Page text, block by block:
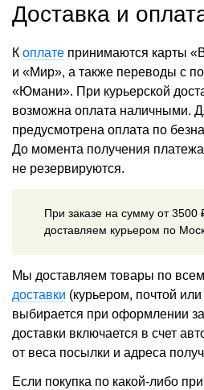
Доставка и
К оплате принимаются карты
и «Мир», а также переводы с
«Юмани». При курьерской
возможна оплата наличными.
предусмотрена оплата по
До момента получения
не резервируются.
При заказе на сумму от 3500
доставляем курьером по
Мы доставляем товары по
доставки (курьером, почтой
выбирается при оформлении
доставки включается в счет
от веса посылки и адреса
Если покупка по какой-либо